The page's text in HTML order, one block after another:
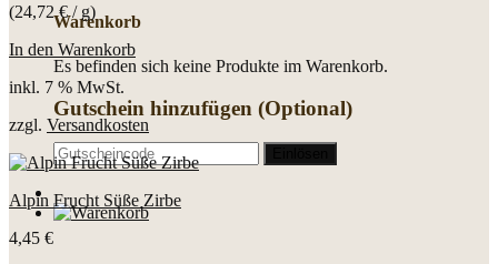
Warenkorb
Es befinden sich keine Produkte im Warenkorb.
Gutschein hinzufügen (Optional)
(24,72€/ g)
In den Warenkorb
inkl. 7 % MwSt.
zzgl. Versandkosten
Alpin Frucht Süße Zirbe
4,45 €